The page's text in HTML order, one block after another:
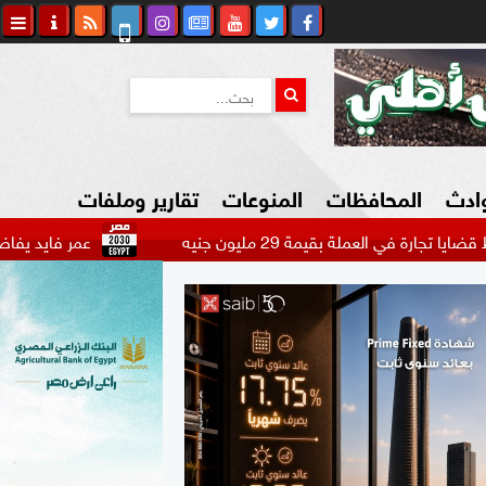
شكاوي المواطن
المحافظات المنوعات
السياحة في مصر
التكنولوجيا
المرأة والأسرة
السيارات
تقارير وملفات
عمر فايد يفاضل بين عرض بقيمة 29 مليون جنيه